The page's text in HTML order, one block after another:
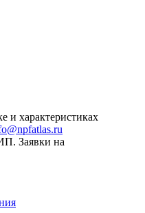
и характеристиках
Заявки на